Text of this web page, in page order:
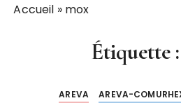
Accueil » mox
Étiquette :
AREVA AREVA-